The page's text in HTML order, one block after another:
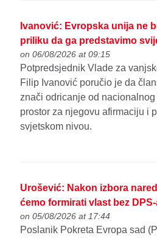
Ivanović: Evropska unija ne
priliku da ga predstavimo
on 06/08/2026 at 09:15
Potpredsjednik Vlade za
Filip Ivanović poručio je da
znači odricanje od
prostor za njegovu afirmaciju i
svjetskom nivou.
Urošević: Nakon izbora
ćemo formirati vlast bez
on 05/08/2026 at 17:44
Poslanik Pokreta Evropa sad